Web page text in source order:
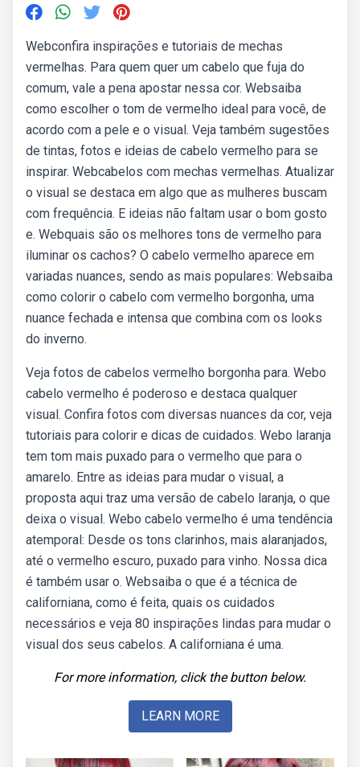
Webconfira inspirações e tutoriais de mechas
vermelhas. Para quem quer um cabelo que fuja do
comum, vale a pena apostar nessa cor. Websaiba
como escolher o tom de vermelho ideal para você, de
acordo com a pele e o visual. Veja também sugestões
de tintas, fotos e ideias de cabelo vermelho para se
inspirar. Webcabelos com mechas vermelhas. Atualizar
o visual se destaca em algo que as mulheres buscam
com frequência. E ideias não faltam usar o bom gosto
e. Webquais são os melhores tons de vermelho para
iluminar os cachos? O cabelo vermelho aparece em
variadas nuances, sendo as mais populares: Websaiba
como colorir o cabelo com vermelho borgonha, uma
nuance fechada e intensa que combina com os looks
do inverno.
Veja fotos de cabelos vermelho borgonha para. Webo
cabelo vermelho é poderoso e destaca qualquer
visual. Confira fotos com diversas nuances da cor, veja
tutoriais para colorir e dicas de cuidados. Webo laranja
tem tom mais puxado para o vermelho que para o
amarelo. Entre as ideias para mudar o visual, a
proposta aqui traz uma versão de cabelo laranja, o que
deixa o visual. Webo cabelo vermelho é uma tendência
atemporal: Desde os tons clarinhos, mais alaranjados,
até o vermelho escuro, puxado para vinho. Nossa dica
é também usar o. Websaiba o que é a técnica de
californiana, como é feita, quais os cuidados
necessários e veja 80 inspirações lindas para mudar o
visual dos seus cabelos. A californiana é uma.
For more information, click the button below.
LEARN MORE